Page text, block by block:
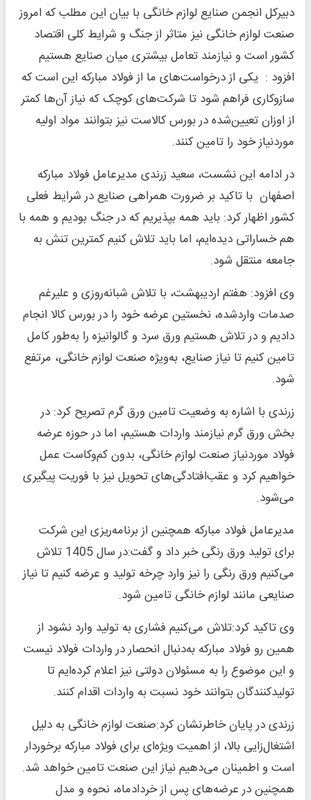
دبیرکل انجمن صنایع لوازم خانگی با بیان این مطلب که امروز
صنعت لوازم خانگی نیز متاثر از جنگ و شرایط کلی اقتصاد
کشور است و نیازمند تعامل بیشتری میان صنایع هستیم
افزود : یکی از درخواست‌های ما از فولاد مبارکه این است که
سازوکاری فراهم شود تا شرکت‌های کوچک که نیاز آن‌ها کمتر
از اوزان تعیین‌شده در بورس کالاست نیز بتوانند مواد اولیه
موردنیاز خود را تامین کنند.
در ادامه این نشست، سعید زرندی مدیرعامل فولاد مبارکه
اصفهان با تاکید بر ضرورت همراهی صنایع در شرایط فعلی
کشور اظهار کرد: باید همه بپذیریم که در جنگ بودیم و همه با
هم خساراتی دیده‌ایم، اما باید تلاش کنیم کمترین تنش به
جامعه منتقل شود.
وی افزود: هفتم اردیبهشت، با تلاش شبانه‌روزی و علیرغم
صدمات واردشده، نخستین عرضه خود را در بورس کالا انجام
دادیم و در تلاش هستیم ورق سرد و گالوانیزه را به‌طور کامل
تامین کنیم تا نیاز صنایع، به‌ویژه صنعت لوازم خانگی، مرتفع
شود.
زرندی با اشاره به وضعیت تامین ورق گرم تصریح کرد: در
بخش ورق گرم نیازمند واردات هستیم، اما در حوزه عرضه
فولاد موردنیاز صنعت لوازم خانگی، بدون کم‌وکاست عمل
خواهیم کرد و عقب‌افتادگی‌های تحویل نیز با فوریت پیگیری
می‌شود.
مدیرعامل فولاد مبارکه همچنین از برنامه‌ریزی این شرکت
برای تولید ورق رنگی خبر داد و گفت:در سال 1405 تلاش
می‌کنیم ورق رنگی را نیز وارد چرخه تولید و عرضه کنیم تا نیاز
صنایعی مانند لوازم خانگی تامین شود.
وی تاکید کرد:تلاش می‌کنیم فشاری به تولید وارد نشود از
همین رو فولاد مبارکه به‌دنبال انحصار در واردات فولاد نیست
و این موضوع را به مسئولان دولتی نیز اعلام کرده‌ایم تا
تولیدکنندگان بتوانند خود نسبت به واردات اقدام کنند.
زرندی در پایان خاطرنشان کرد:صنعت لوازم خانگی به دلیل
اشتغال‌زایی بالا، از اهمیت ویژه‌ای برای فولاد مبارکه برخوردار
است و اطمینان می‌دهیم نیاز این صنعت تامین خواهد شد.
همچنین در عرضه‌های پس از خردادماه، نحوه و مدل